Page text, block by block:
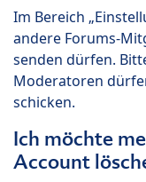
Im Bereich
andere Forums-
senden dürfen.
Moderatoren
schicken.
Ich möchte
Account